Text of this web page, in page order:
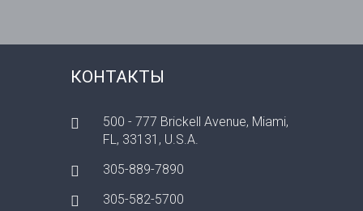
КОНТАКТЫ
500 - 777 Brickell Avenue, Miami,
FL, 33131, U.S.A.
305-889-7890
305-582-5700